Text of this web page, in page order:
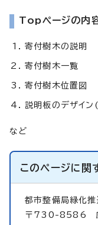
Topページの内
寄付樹木の説明
寄付樹木一覧
寄付樹木位置図
説明板のデザイ
など
このページに関
都市整備局緑化
〒730-8586 広